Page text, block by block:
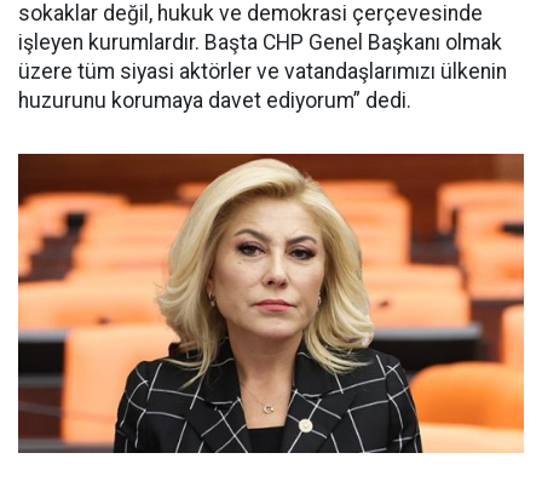
sokaklar değil, hukuk ve demokrasi çerçevesinde
işleyen kurumlardır. Başta CHP Genel Başkanı olmak
üzere tüm siyasi aktörler ve vatandaşlarımızı ülkenin
huzurunu korumaya davet ediyorum” dedi.